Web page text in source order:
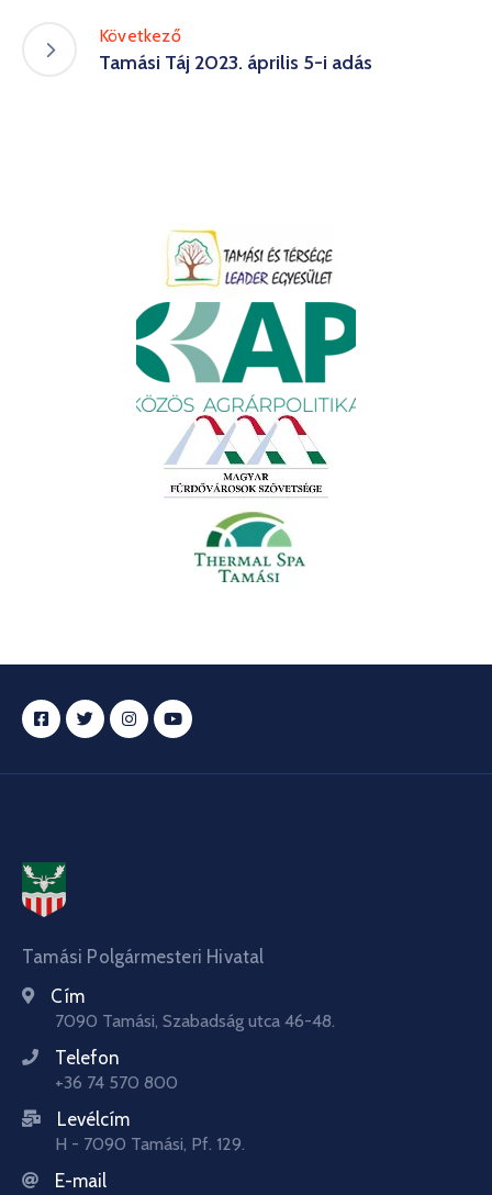
Következő
Tamási Táj 2023. április 5-i adás
Tamási Polgármesteri Hivatal
Cím
7090 Tamási, Szabadság utca 46-48.
Telefon
+36 74 570 800
Levélcím
H - 7090 Tamási, Pf. 129.
E-mail